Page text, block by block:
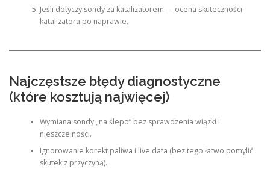
Jeśli dotyczy sondy za katalizatorem — ocena skuteczności
katalizatora po naprawie.
Najczęstsze błędy diagnostyczne
(które kosztują najwięcej)
Wymiana sondy „na ślepo” bez sprawdzenia wiązki i
nieszczelności.
Ignorowanie korekt paliwa i live data (bez tego łatwo pomylić
skutek z przyczyną).